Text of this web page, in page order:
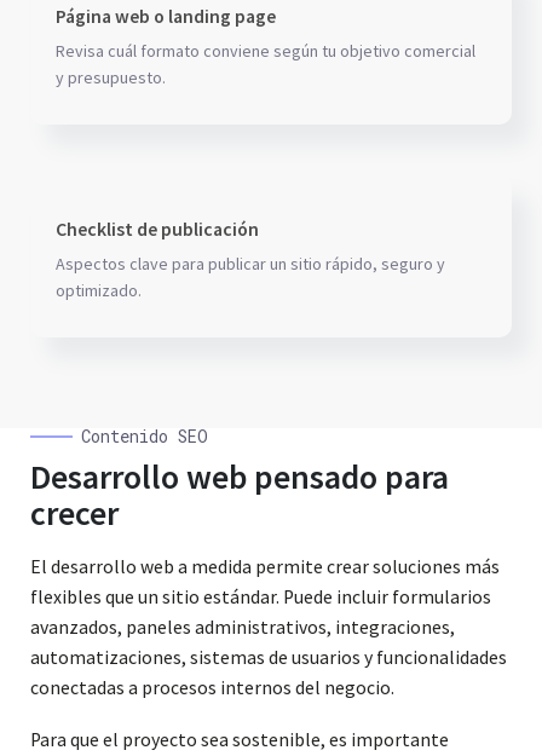
Página web o landing page
Revisa cuál formato conviene según tu objetivo comercial
y presupuesto.
Checklist de publicación
Aspectos clave para publicar un sitio rápido, seguro y
optimizado.
Contenido SEO
Desarrollo web pensado para
crecer
El desarrollo web a medida permite crear soluciones más
flexibles que un sitio estándar. Puede incluir formularios
avanzados, paneles administrativos, integraciones,
automatizaciones, sistemas de usuarios y funcionalidades
conectadas a procesos internos del negocio.
Para que el proyecto sea sostenible, es importante